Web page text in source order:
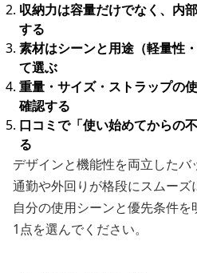
収納力は容量だけでなく、内
する
素材はシーンと用途（軽量性
て選ぶ
重量・サイズ・ストラップの
確認する
口コミで「使い始めてからの
る
デザインと機能性を両立した
通勤や外回りが格段にスムーズ
自分の使用シーンと優先条件
1点を選んでください。